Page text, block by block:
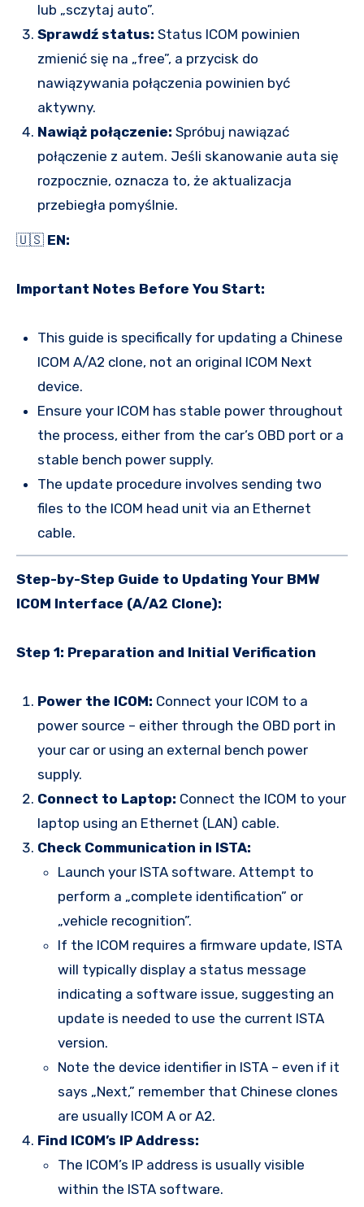
lub „sczytaj auto”.
Sprawdź status: Status ICOM powinien
zmienić się na „free”, a przycisk do
nawiązywania połączenia powinien być
aktywny.
Nawiąż połączenie: Spróbuj nawiązać
połączenie z autem. Jeśli skanowanie auta się
rozpocznie, oznacza to, że aktualizacja
przebiegła pomyślnie.
🇺🇸 EN:
Important Notes Before You Start:
This guide is specifically for updating a Chinese
ICOM A/A2 clone, not an original ICOM Next
device.
Ensure your ICOM has stable power throughout
the process, either from the car’s OBD port or a
stable bench power supply.
The update procedure involves sending two
files to the ICOM head unit via an Ethernet
cable.
Step-by-Step Guide to Updating Your BMW
ICOM Interface (A/A2 Clone):
Step 1: Preparation and Initial Verification
Power the ICOM: Connect your ICOM to a
power source – either through the OBD port in
your car or using an external bench power
supply.
Connect to Laptop: Connect the ICOM to your
laptop using an Ethernet (LAN) cable.
Check Communication in ISTA:
Launch your ISTA software. Attempt to
perform a „complete identification” or
„vehicle recognition”.
If the ICOM requires a firmware update, ISTA
will typically display a status message
indicating a software issue, suggesting an
update is needed to use the current ISTA
version.
Note the device identifier in ISTA – even if it
says „Next,” remember that Chinese clones
are usually ICOM A or A2.
Find ICOM’s IP Address:
The ICOM’s IP address is usually visible
within the ISTA software.